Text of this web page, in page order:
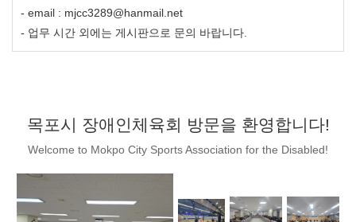
- email : mjcc3289@hanmail.net
- 업무 시간 외에는 게시판으로 문의 바랍니다.
목포시 장애인체육회 방문을 환영합니다!
Welcome to Mokpo City Sports Association for the Disabled!